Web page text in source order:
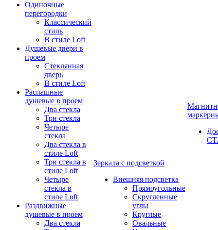
Одиночные
перегородки
Классический
стиль
В стиле Loft
Душевые двери в
проем
Стеклянная
дверь
В стиле Loft
Распашные
душевые в проем
Два стекла
Три стекла
Четыре
стекла
Два стекла в
стиле Loft
Три стекла в
стиле Loft
Четыре
стекла в
стиле Loft
Раздвижные
душевые в проем
Два стекла
Зеркала с подсветкой
Внешняя подсветка
Прямоугольные
Скругленные
углы
Круглые
Овальные